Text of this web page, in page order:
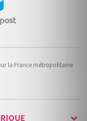
la France métropolitaine